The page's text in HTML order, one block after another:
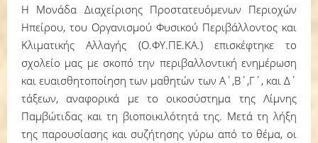
Η Μονάδα Διαχείρισης Προστατευόμενων Περιοχών
Ηπείρου, του Οργανισμού Φυσικού Περιβάλλοντος και
Κλιματικής Αλλαγής (Ο.ΦΥ.ΠΕ.ΚΑ.) επισκέφτηκε το
σχολείο μας με σκοπό την περιβαλλοντική ενημέρωση
και ευαισθητοποίηση των μαθητών των Α΄,Β΄,Γ΄, και Δ΄
τάξεων, αναφορικά με το οικοσύστημα της Λίμνης
Παμβώτιδας και τη βιοποικιλότητά της. Μετά τη λήξη
της παρουσίασης και συζήτησης γύρω από το θέμα, οι